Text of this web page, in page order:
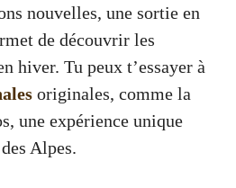
nouvelles, une sortie en
de découvrir les
hiver. Tu peux t’essayer à
originales, comme la
une expérience unique
Alpes.